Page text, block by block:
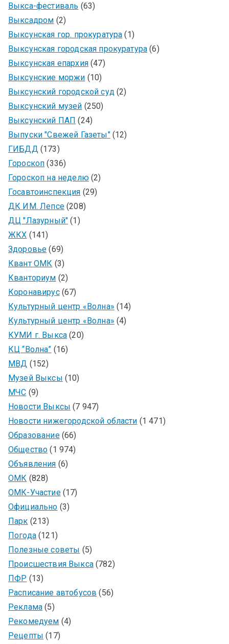
Выкса-фестиваль (63)
Выксадром (2)
Выксунская гор. прокуратура (1)
Выксунская городская прокуратура (6)
Выксунская епархия(47)
Выксунские моржи (10)
Выксунский городской суд(2)
Выксунский музей (250)
Выксунский ПАП (24)
Выпуски "Свежей Газеты"(12)
ГИБДД(173)
Гороскоп (336)
Гороскоп на неделю(2)
Госавтоинспекция (29)
ДК ИМ. Лепсе(208)
ДЦ "Лазурный" (1)
ЖКХ (141)
Здоровье (69)
Квант ОМК (3)
Кванториум (2)
Коронавирус(67)
Культурный центр «Волна» (14)
Культурный центр «Волна» (4)
КУМИ г. Выкса (20)
КЦ “Волна” (16)
МВД (152)
Музей Выксы (10)
МЧС (9)
Новости Выксы (7 947)
Новости нижегородской области (1 471)
Образование(66)
Общество (1 974)
Объявления (6)
ОМК (828)
ОМК-Участие(17)
Официально (3)
Парк (213)
Погода(121)
Полезные советы (5)
Происшествия Выкса(782)
ПФР (13)
Расписание автобусов (56)
Реклама (5)
Рекомедуем (4)
Рецепты (17)